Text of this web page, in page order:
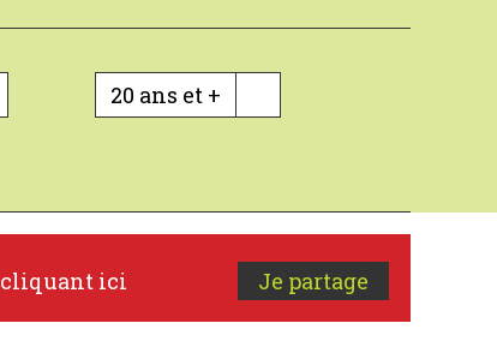
20 ans et +
cliquant ici Je partage